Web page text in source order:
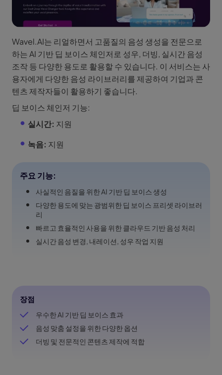
Wavel.AI는 리얼하면서 고품질의 음성 생성을 전문으로
하는 AI 기반 딥 보이스 체인저로 성우, 더빙, 실시간 음성
조작 등 다양한 용도로 활용할 수 있습니다. 이 서비스는 사
용자에게 다양한 음성 라이브러리를 제공하여 기업과 콘
텐츠 제작자들이 활용하기 좋습니다.
딥 보이스 체인저 기능:
실시간: 지원
녹음: 지원
주요 기능:
사실적인 음질을 위한 AI 기반 딥 보이스 생성
다양한 용도에 맞는 광범위한 딥 보이스 프리셋 라이브러
리
빠르고 효율적인 사용을 위한 클라우드 기반 음성 처리
실시간 음성 변경, 내레이션, 성우 작업 지원
장점
우수한 AI 기반 딥 보이스 효과
음성 맞춤 설정을 위한 다양한 옵션
더빙 및 전문적인 콘텐츠 제작에 적합